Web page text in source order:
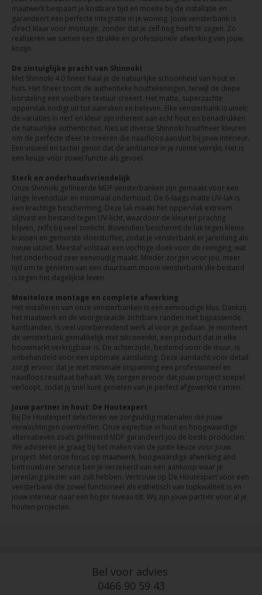
maatwerk bespaart je kostbare tijd en moeite bij de installatie en
garandeert een perfecte integratie in je woning. Jouw vensterbank is
direct klaar voor montage, zonder dat je zelf nog hoeft te zagen. Zo
realiseren we samen een strakke en professionele afwerking van jouw
kozijn.
De zintuiglijke pracht van Shinnoki
Met Shinnoki 4.0 fineer haal je de natuurlijke schoonheid van hout in
huis. Het fineer toont de authentieke houttekeningen, terwijl de diepe
borsteling een voelbare textuur creëert. Het matte, superzachte
oppervlak nodigt uit tot aanraken en beleven. Elke vensterbank is uniek;
de variaties in nerf en kleur zijn inherent aan echt hout en benadrukken
de natuurlijke authenticiteit. Kies uit diverse Shinnoki houtfineer kleuren
om de perfecte sfeer te creëren die naadloos aansluit bij jouw interieur.
Een visueel en tactiel genot dat de ambiance in je ruimte verrijkt. Het is
een keuze voor zowel functie als gevoel.
Sterk en onderhoudsvriendelijk
Onze Shinnoki gefineerde MDF vensterbanken zijn gemaakt voor een
lange levensduur en minimaal onderhoud. De 6-laags matte UV-lak is
een krachtige bescherming. Deze lak maakt het oppervlak extreem
slijtvast en bestand tegen UV-licht, waardoor de kleuren prachtig
blijven, zelfs bij veel zonlicht. Bovendien beschermt de lak tegen kleine
krassen en gemorste vloeistoffen, zodat je vensterbank er jarenlang als
nieuw uitziet. Meestal volstaat een vochtige doek voor de reiniging, wat
het onderhoud zeer eenvoudig maakt. Minder zorgen voor jou, meer
tijd om te genieten van een duurzaam mooie vensterbank die bestand
is tegen het dagelijkse leven.
Moeiteloze montage en complete afwerking
Het installeren van onze vensterbanken is een eenvoudige klus. Dankzij
het maatwerk en de voorgesealde zichtbare randen met bijpassende
kantbanden, is veel voorbereidend werk al voor je gedaan. Je monteert
de vensterbank gemakkelijk met siliconenkit, een product dat in elke
bouwmarkt verkrijgbaar is. De achterzijde, bestemd voor de muur, is
onbehandeld voor een optimale aansluiting. Deze aandacht voor detail
zorgt ervoor dat je met minimale inspanning een professioneel en
naadloos resultaat behaalt. Wij zorgen ervoor dat jouw project soepel
verloopt, zodat jij snel kunt genieten van je perfect afgewerkte ramen.
Jouw partner in hout: De Houtexpert
Bij De Houtexpert selecteren we zorgvuldig materialen die jouw
verwachtingen overtreffen. Onze expertise in hout en hoogwaardige
alternatieven zoals gefineerd MDF garandeert jou de beste producten.
We adviseren je graag bij het maken van de juiste keuze voor jouw
project. Met onze focus op maatwerk, hoogwaardige afwerking and
betrouwbare service ben je verzekerd van een aankoop waar je
jarenlang plezier van zult hebben. Vertrouw op De Houtexpert voor een
vensterbank die zowel functioneel als esthetisch van topkwaliteit is en
jouw interieur naar een hoger niveau tilt. Wij zijn jouw partner voor al je
houten projecten.
Bel voor advies
0466 90 59 43